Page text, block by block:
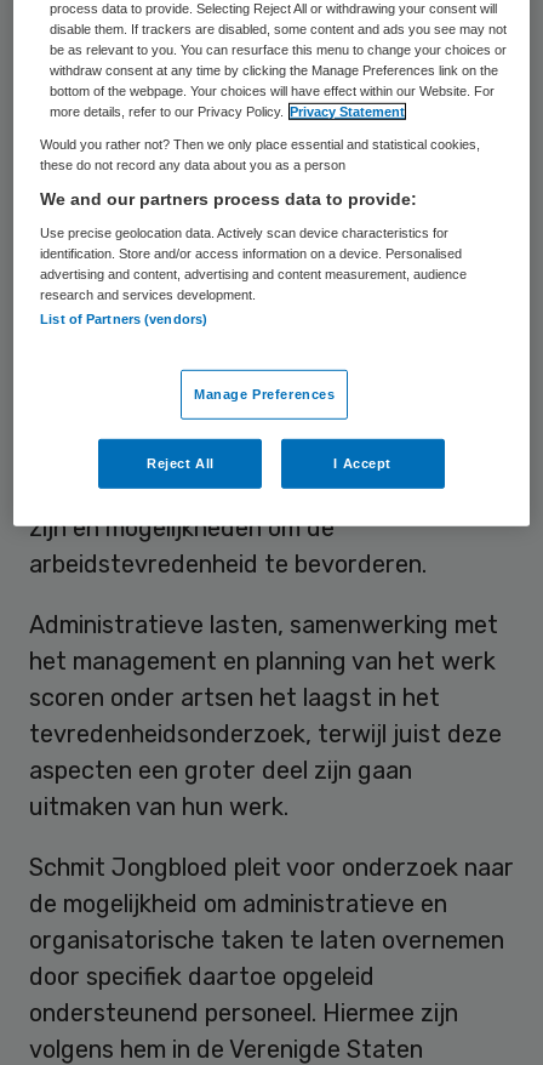
overnemen door daartoe opgeleid
personeel, bepleit Lodewijk Schmit
Jongbloed in zijn onderzoek naar de
arbeidstevredenheid van artsen in
Nederland, waarop hij op 6 november aan
de Rijksuniversiteit Groningen promoveert.
Schmit Jongbloed onderzocht hoe
tevreden artsen zijn met de verschillende
tevredenheid zich heeft ontwikkeld in de
periode 2000-2009. Doel was om meer
inzicht te geven in de arbeidstevredenheid
van artsen, factoren die daarop van invloed
zijn en mogelijkheden om de
arbeidstevredenheid te bevorderen.
Administratieve lasten, samenwerking met
het management en planning van het werk
scoren onder artsen het laagst in het
tevredenheidsonderzoek, terwijl juist deze
aspecten een groter deel zijn gaan
uitmaken van hun werk.
Schmit Jongbloed pleit voor onderzoek naar
de mogelijkheid om administratieve en
organisatorische taken te laten overnemen
door specifiek daartoe opgeleid
ondersteunend personeel. Hiermee zijn
volgens hem in de Verenigde Staten
process data to provide. Selecting Reject All or withdrawing your consent will
disable them. If trackers are disabled, some content and ads you see may not
be as relevant to you. You can resurface this menu to change your choices or
withdraw consent at any time by clicking the Manage Preferences link on the
bottom of the webpage. Your choices will have effect within our Website. For
more details, refer to our Privacy Policy.
Privacy Statement
Would you rather not? Then we only place essential and statistical cookies,
these do not record any data about you as a person
We and our partners process data to provide:
Use precise geolocation data. Actively scan device characteristics for
identification. Store and/or access information on a device. Personalised
advertising and content, advertising and content measurement, audience
research and services development.
List of Partners (vendors)
Manage Preferences
Reject All I Accept